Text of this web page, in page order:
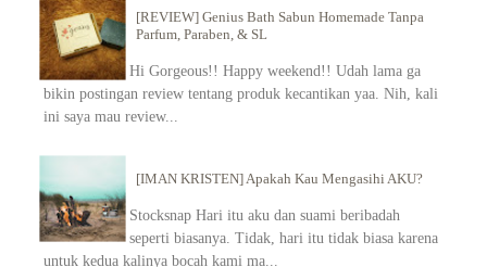
[REVIEW] Genius Bath Sabun Homemade Tanpa
Parfum, Paraben, & SL
Hi Gorgeous!! Happy weekend!! Udah lama ga
bikin postingan review tentang produk kecantikan yaa. Nih, kali
ini saya mau review...
[IMAN KRISTEN] Apakah Kau Mengasihi AKU?
Stocksnap Hari itu aku dan suami beribadah
seperti biasanya. Tidak, hari itu tidak biasa karena
untuk kedua kalinya bocah kami ma...